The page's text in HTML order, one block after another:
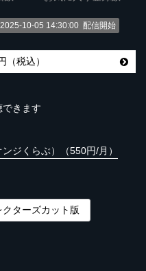
2025-10-05 14:30:00 配信開始
（税込）
きます
ジくらぶ）（550円/月）
クターズカット版